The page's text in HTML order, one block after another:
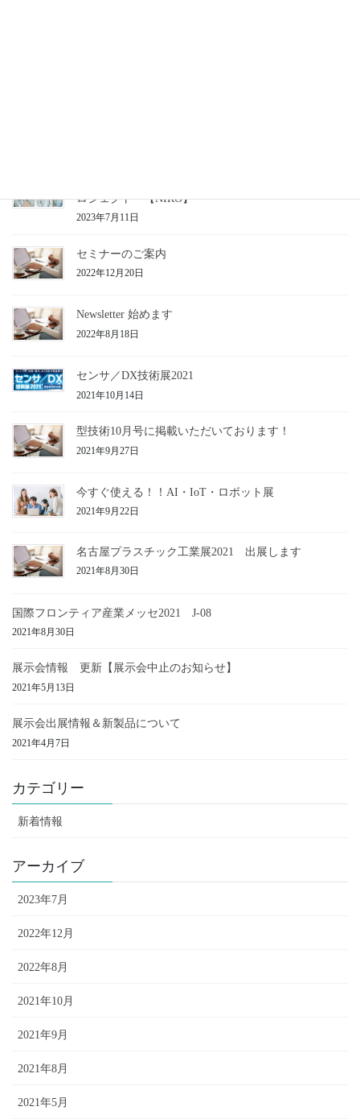
ロジェクト 【NIRO】
2023年7月11日
セミナーのご案内
2022年12月20日
Newsletter 始めます
2022年8月18日
センサ／DX技術展2021
2021年10月14日
型技術10月号に掲載いただいております！
2021年9月27日
今すぐ使える！！AI・IoT・ロボット展
2021年9月22日
名古屋プラスチック工業展2021 出展します
2021年8月30日
国際フロンティア産業メッセ2021 J-08
2021年8月30日
展示会情報 更新【展示会中止のお知らせ】
2021年5月13日
展示会出展情報＆新製品について
2021年4月7日
カテゴリー
新着情報
アーカイブ
2023年7月
2022年12月
2022年8月
2021年10月
2021年9月
2021年8月
2021年5月